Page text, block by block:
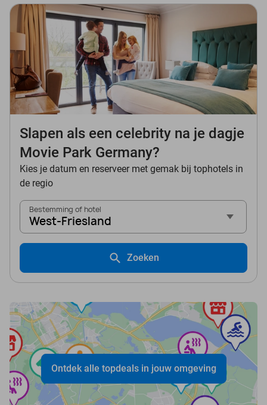
Slapen als een celebrity na je dagje
Movie Park Germany?
Kies je datum en reserveer met gemak bij tophotels in
de regio
Bestemming of hotel
West-Friesland
Zoeken
Ontdek alle topdeals in jouw omgeving